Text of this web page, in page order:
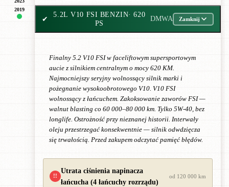
2019
✔
5.2L V10 FSI BENZIN· 620
PS
DMWA Zamknij
Finalny 5.2 V10 FSI w faceliftowym supersportowym
aucie z silnikiem centralnym o mocy 620 KM.
Najmocniejszy seryjny wolnossący silnik marki i
pożegnanie wysokoobrotowego V10. V10 FSI
wolnossący z łańcuchem. Zakoksowanie zaworów FSI —
walnut blasting co 60 000–80 000 km. Tylko 5W-40, bez
longlife. Ostrożność przy nieznanej historii. Interwały
oleju przestrzegać konsekwentnie — silnik odwdzięcza
się trwałością. Przed zakupem odczytać pamięć błędów.
!!
Utrata ciśnienia napinacza
łańcucha (4 łańcuchy rozrządu)
od 120 000 km